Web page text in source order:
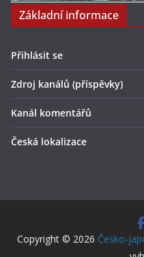
Základní informace
Přihlásit se
Zdroj kanálů (příspěvky)
Kanál komentářů
Česká lokalizace
Copyright © 2026 Česko-